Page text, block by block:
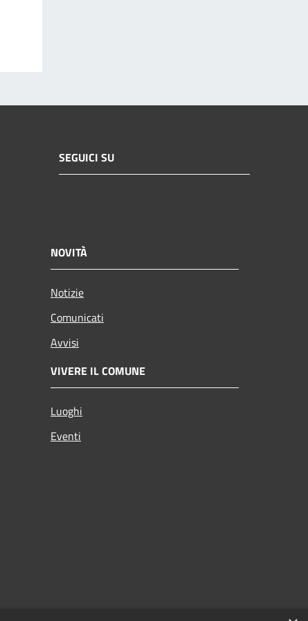
SEGUICI SU
NOVITÀ
Notizie
Comunicati
Avvisi
VIVERE IL COMUNE
Luoghi
Eventi